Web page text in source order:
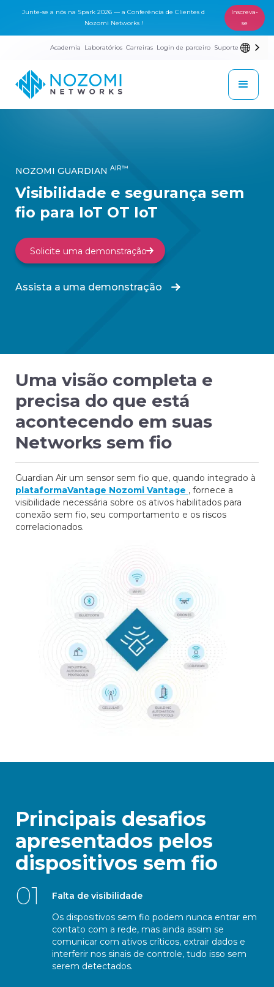
Junte-se a nós na Spark 2026 — a Conferência de Clientes d
Nozomi Networks !
Inscreva-
se
Academia Laboratórios Carreiras Login de parceiro Suporte
NOZOMI GUARDIAN AIR™
Visibilidade e segurança sem
fio para IoT OT IoT
Solicite uma demonstração
Assista a uma demonstração
Uma visão completa e
precisa do que está
acontecendo em suas
Networks sem fio
Guardian Air um sensor sem fio que, quando integrado à
plataformaVantage Nozomi Vantage , fornece a
visibilidade necessária sobre os ativos habilitados para
conexão sem fio, seu comportamento e os riscos
correlacionados.
Principais desafios
apresentados pelos
dispositivos sem fio
01
Falta de visibilidade
Os dispositivos sem fio podem nunca entrar em
contato com a rede, mas ainda assim se
comunicar com ativos críticos, extrair dados e
interferir nos sinais de controle, tudo isso sem
serem detectados.